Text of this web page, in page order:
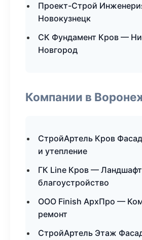
Проект-Строй
Новокузнецк
СК Фундамент Кров —
Новгород
Компании в
СтройАртель Кров
и утепление
ГК Line Кров —
благоустройство
ООО Finish АрхПро —
ремонт
СтройАртель Этаж